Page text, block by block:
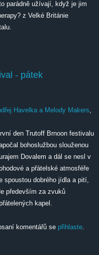
parádně užívají, když je jim
z Velké Británie
- pátek
Havelka a Melody Makers
den Trutoff Brnoon festivalu
bohoslužbou slouženou
Dovalem a dál se nesl v
a přátelské atmosféře
spoustou dobrého jídla a pití,
především za zvuků
kapel.
- pátekkomentářů se přihlaste.